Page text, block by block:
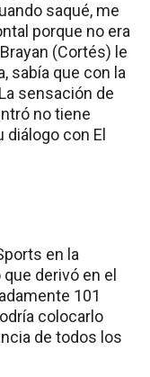
saqué, me
porque no era
(Cortés) le
sabía que con la
sensación de
no tiene
diálogo con El
en la
derivó en el
101
colocarlo
de todos los